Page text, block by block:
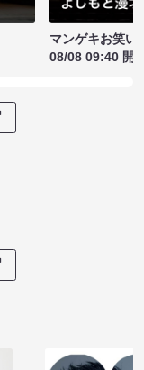
マンゲキお笑い
08/08 09:40 開